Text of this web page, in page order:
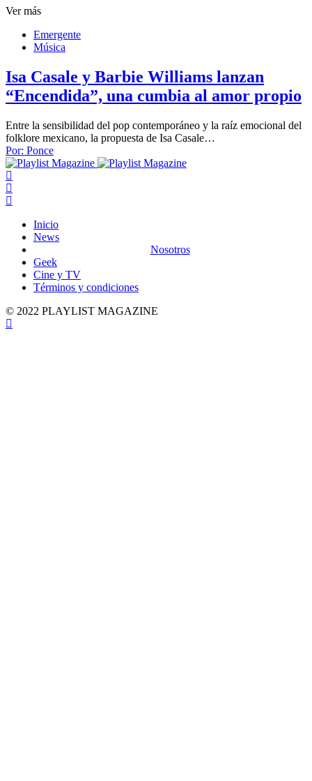
Ver más
Emergente
Música
Isa Casale y Barbie Williams lanzan
“Encendida”, una cumbia al amor propio
Entre la sensibilidad del pop contemporáneo y la raíz emocional del
folklore mexicano, la propuesta de Isa Casale…
Por: Ponce
Inicio
News
Nosotros
Geek
Cine y TV
Términos y condiciones
© 2022 PLAYLIST MAGAZINE